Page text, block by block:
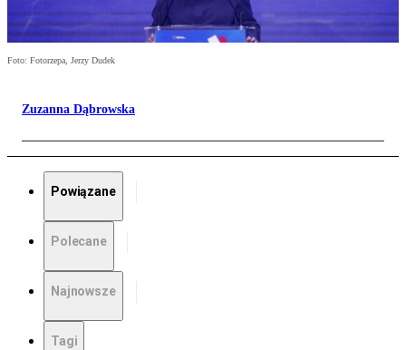
Foto: Fotorzepa, Jerzy Dudek
Zuzanna Dąbrowska
Powiązane
Polecane
Najnowsze
Tagi